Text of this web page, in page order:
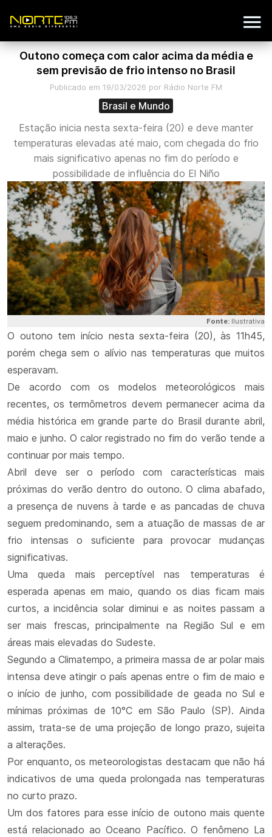
Outono começa com calor acima da média e
sem previsão de frio intenso no Brasil
Publicado em 19/03/2026 por Rádio Norte FM
Brasil e Mundo
Estação inicia nesta sexta-feira (20) e deve manter
temperaturas elevadas até maio, com chegada do frio
mais significativo apenas no fim do período e
possibilidade de influência do El Niño
Fonte: Ilustrativa
O outono tem início nesta sexta-feira (20), às 11h45,
porém chega sem o alívio nas temperaturas que muitos
esperavam.
De acordo com os modelos meteorológicos mais
recentes, os termômetros devem permanecer acima da
média histórica em grande parte do Brasil durante abril,
maio e junho. O calor registrado no fim do verão tende a
continuar por mais tempo.
Abril deve ser o período com características mais
próximas do verão dentro do outono. O clima abafado,
a presença de nuvens à tarde e as pancadas de chuva
seguem predominando, sem a atuação de massas de ar
frio intensas o suficiente para provocar mudanças
significativas.
Uma queda mais perceptível nas temperaturas é
esperada apenas em maio, quando os dias ficam mais
curtos, a incidência solar diminui e as noites passam a
ser mais frescas, principalmente na Região Sul e em
áreas mais elevadas do Sudeste.
Segundo a Climatempo, a primeira massa de ar polar mais
intensa deve atingir o país apenas entre o fim de maio e
o início de junho, com possibilidade de geada no Sul e
mínimas próximas de 10°C em São Paulo (SP). Ainda
assim, trata-se de uma projeção de longo prazo, sujeita
a alterações.
Por enquanto, os meteorologistas destacam que não há
indicativos de uma queda prolongada nas temperaturas
no curto prazo.
Um dos fatores para esse início de outono mais quente
está relacionado ao Oceano Pacífico. O fenômeno La